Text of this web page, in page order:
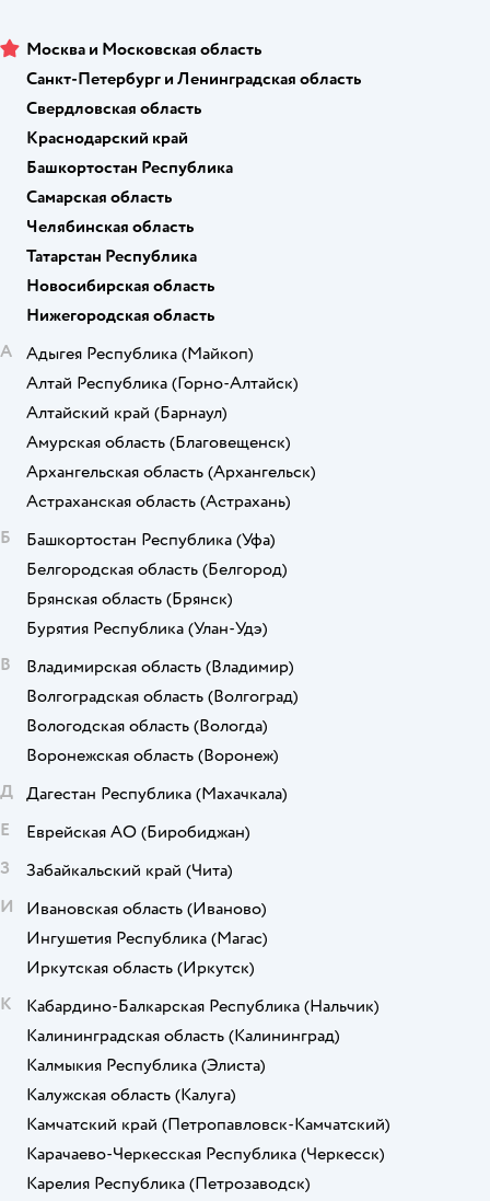
Москва и Московская область
Санкт-Петербург и Ленинградская область
Свердловская область
Краснодарский край
Башкортостан Республика
Самарская область
Челябинская область
Татарстан Республика
Новосибирская область
Нижегородская область
А
Адыгея Республика (Майкоп)
Алтай Республика (Горно-Алтайск)
Алтайский край (Барнаул)
Амурская область (Благовещенск)
Архангельская область (Архангельск)
Астраханская область (Астрахань)
Б
Башкортостан Республика (Уфа)
Белгородская область (Белгород)
Брянская область (Брянск)
Бурятия Республика (Улан-Удэ)
В
Владимирская область (Владимир)
Волгоградская область (Волгоград)
Вологодская область (Вологда)
Воронежская область (Воронеж)
Д Дагестан Республика (Махачкала)
Е
Еврейская АО (Биробиджан)
З
Забайкальский край (Чита)
И
Ивановская область (Иваново)
Ингушетия Республика (Магас)
Иркутская область (Иркутск)
К
Кабардино-Балкарская Республика (Нальчик)
Калининградская область (Калининград)
Калмыкия Республика (Элиста)
Калужская область (Калуга)
Камчатский край (Петропавловск-Камчатский)
Карачаево-Черкесская Республика (Черкесск)
Карелия Республика (Петрозаводск)